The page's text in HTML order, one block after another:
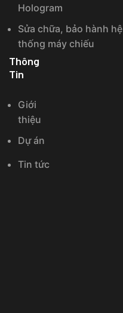
Hologram
Sửa chữa, bảo hành hệ
thống máy chiếu
Thông
Tin
Giới
thiệu
Dự án
Tin tức